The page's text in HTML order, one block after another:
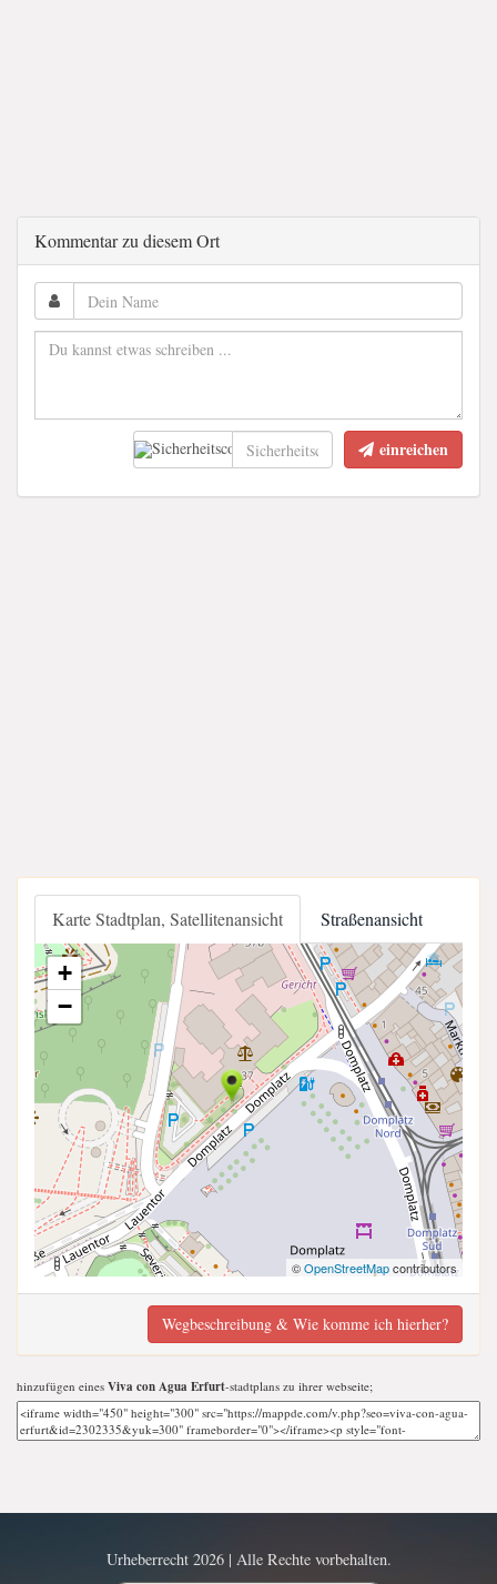
Kommentar zu diesem Ort
einreichen
Karte Stadtplan, Satellitenansicht Straßenansicht
+
−
©OpenStreetMapcontributors
Wegbeschreibung & Wie komme ich hierher?
hinzufügen eines Viva con Agua Erfurt-stadtplans zu ihrer webseite;
Urheberrecht 2026 | Alle Rechte vorbehalten.